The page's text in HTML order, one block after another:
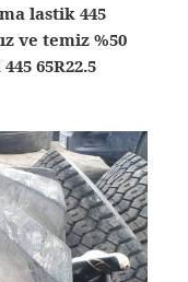
lastik 445
ve temiz %50
65R22.5